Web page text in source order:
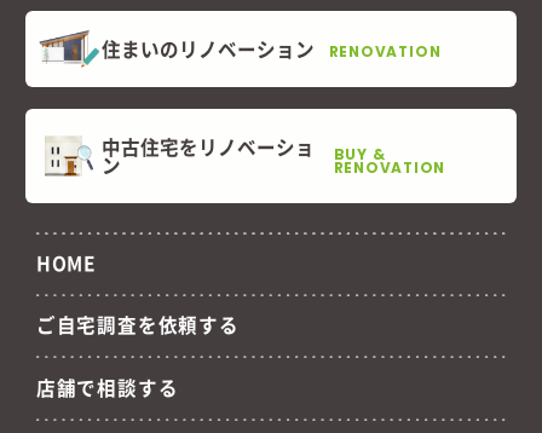
住まいのリノベーション RENOVATION
中古住宅をリノベーショ
ン BUY &
RENOVATION
HOME
ご自宅調査を依頼する
店舗で相談する